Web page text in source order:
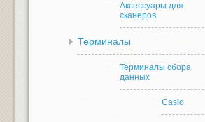
Аксессуары для
сканеров
Терминалы
Терминалы сбора
данных
Casio